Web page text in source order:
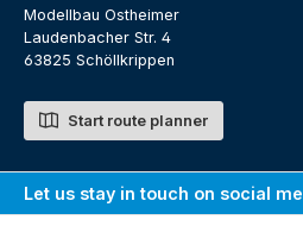
Modellbau Ostheimer
Laudenbacher Str. 4
63825 Schöllkrippen
Start route planner
Let us stay in touch on social